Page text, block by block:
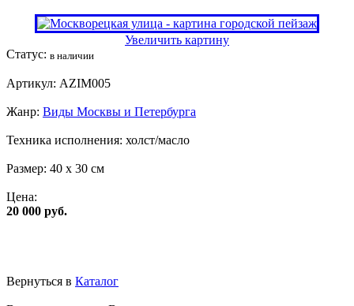
Увеличить картину
Статус: в наличии
Артикул: AZIM005
Жанр: Виды Москвы и Петербурга
Техника исполнения: холст/масло
Размер: 40 x 30 см
Цена:
20 000 руб.
Вернуться в Каталог